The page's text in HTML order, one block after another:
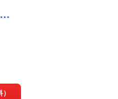
スカイライン ３７０ＧＴ タイミングチェーン車 ボディ全磨き後 ガラスコーティング施工済 ルームクリーニング済 異臭無し エンジンオイル エレメント ブレーキフルード全交換渡し